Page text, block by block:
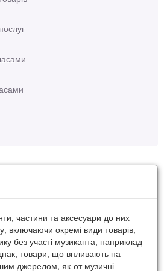
частини та аксесуари до них
включаючи окремі види товарів,
без участі музиканта, наприклад
товари, що впливають на
джерелом, як-от музичні